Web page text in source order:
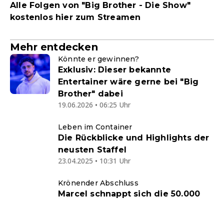
Alle Folgen von "Big Brother - Die Show"
kostenlos hier zum Streamen
Mehr entdecken
Könnte er gewinnen?
Exklusiv: Dieser bekannte
Entertainer wäre gerne bei "Big
Brother" dabei
19.06.2026 • 06:25 Uhr
Leben im Container
Die Rückblicke und Highlights der
neusten Staffel
23.04.2025 • 10:31 Uhr
Krönender Abschluss
Marcel schnappt sich die 50.000